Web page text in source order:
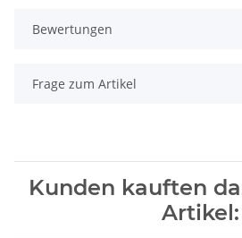
Bewertungen
Frage zum Artikel
Kunden kauften
Artikel: